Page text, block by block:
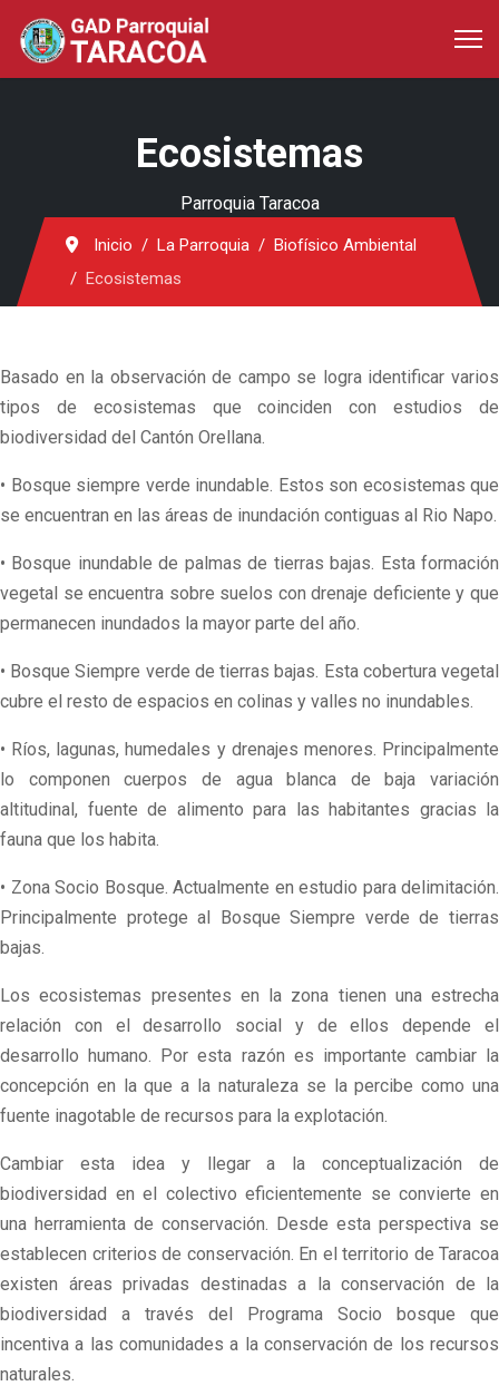
Ecosistemas
Parroquia Taracoa
Inicio La Parroquia
Biofísico Ambiental
Ecosistemas
Basado en la observación de campo se logra identificar varios
tipos de ecosistemas que coinciden con estudios de
biodiversidad del Cantón Orellana.
• Bosque siempre verde inundable. Estos son ecosistemas que
se encuentran en las áreas de inundación contiguas al Rio Napo.
• Bosque inundable de palmas de tierras bajas. Esta formación
vegetal se encuentra sobre suelos con drenaje deficiente y que
permanecen inundados la mayor parte del año.
• Bosque Siempre verde de tierras bajas. Esta cobertura vegetal
cubre el resto de espacios en colinas y valles no inundables.
• Ríos, lagunas, humedales y drenajes menores. Principalmente
lo componen cuerpos de agua blanca de baja variación
altitudinal, fuente de alimento para las habitantes gracias la
fauna que los habita.
• Zona Socio Bosque. Actualmente en estudio para delimitación.
Principalmente protege al Bosque Siempre verde de tierras
bajas.
Los ecosistemas presentes en la zona tienen una estrecha
relación con el desarrollo social y de ellos depende el
desarrollo humano. Por esta razón es importante cambiar la
concepción en la que a la naturaleza se la percibe como una
fuente inagotable de recursos para la explotación.
Cambiar esta idea y llegar a la conceptualización de
biodiversidad en el colectivo eficientemente se convierte en
una herramienta de conservación. Desde esta perspectiva se
establecen criterios de conservación. En el territorio de Taracoa
existen áreas privadas destinadas a la conservación de la
biodiversidad a través del Programa Socio bosque que
incentiva a las comunidades a la conservación de los recursos
naturales.